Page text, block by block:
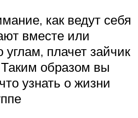
как ведут себя
вместе или
плачет зайчик
образом вы
узнать о жизни